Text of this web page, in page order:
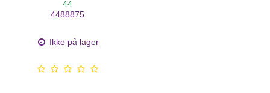
44
4488875
Ikke på lager